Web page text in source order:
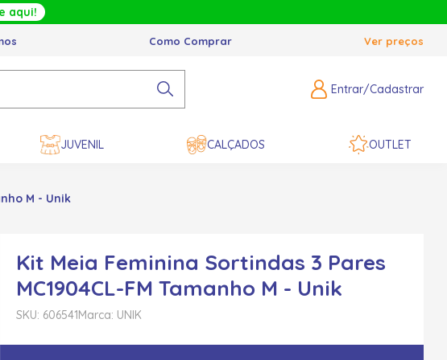
aqui!
Como Comprar Ver preços
Entrar/Cadastrar
JUVENIL CALÇADOS OUTLET
M - Unik
Kit Meia Feminina Sortindas 3 Pares
MC1904CL-FM Tamanho M - Unik
SKU: 606541Marca: UNIK